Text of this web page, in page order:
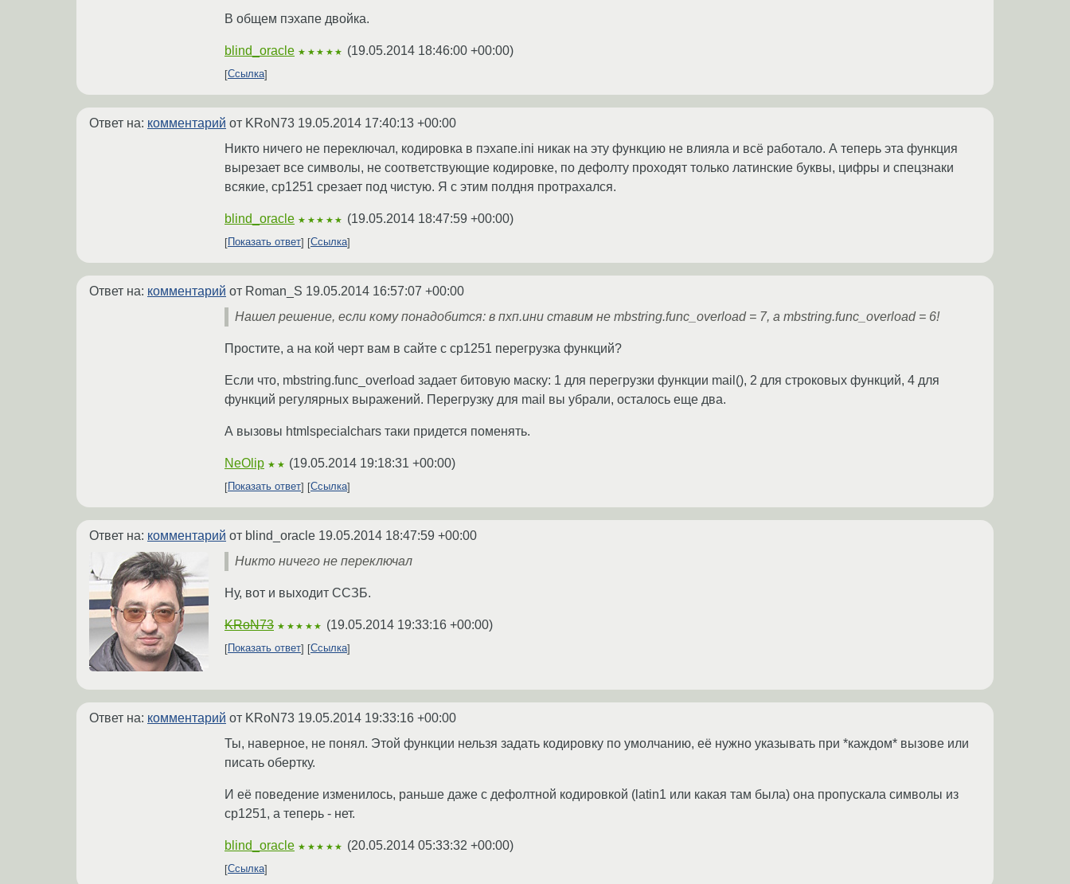
В общем пэхапе двойка.
blind_oracle ★★★★★ (19.05.2014 18:46:00 +00:00)
Ссылка
Ответ на: комментарий от KRoN73 19.05.2014 17:40:13 +00:00
Никто ничего не переключал, кодировка в пэхапе.ini никак на эту функцию не влияла и всё работало. А теперь эта функция
вырезает все символы, не соответствующие кодировке, по дефолту проходят только латинские буквы, цифры и спецзнаки
всякие, cp1251 срезает под чистую. Я с этим полдня протрахался.
blind_oracle ★★★★★ (19.05.2014 18:47:59 +00:00)
Показать ответ Ссылка
Ответ на: комментарий от Roman_S 19.05.2014 16:57:07 +00:00
Нашел решение, если кому понадобится: в пхп.ини ставим не mbstring.func_overload = 7, а mbstring.func_overload = 6!
Простите, а на кой черт вам в сайте с cp1251 перегрузка функций?
Если что, mbstring.func_overload задает битовую маску: 1 для перегрузки функции mail(), 2 для строковых функций, 4 для
функций регулярных выражений. Перегрузку для mail вы убрали, осталось еще два.
А вызовы htmlspecialchars таки придется поменять.
NeOlip ★★ (19.05.2014 19:18:31 +00:00)
Показать ответ Ссылка
Ответ на: комментарий от blind_oracle 19.05.2014 18:47:59 +00:00
Никто ничего не переключал
Ну, вот и выходит ССЗБ.
KRoN73 ★★★★★ (19.05.2014 19:33:16 +00:00)
Показать ответ Ссылка
Ответ на: комментарий от KRoN73 19.05.2014 19:33:16 +00:00
Ты, наверное, не понял. Этой функции нельзя задать кодировку по умолчанию, её нужно указывать при *каждом* вызове или
писать обертку.
И её поведение изменилось, раньше даже с дефолтной кодировкой (latin1 или какая там была) она пропускала символы из
cp1251, а теперь - нет.
blind_oracle ★★★★★ (20.05.2014 05:33:32 +00:00)
Ссылка